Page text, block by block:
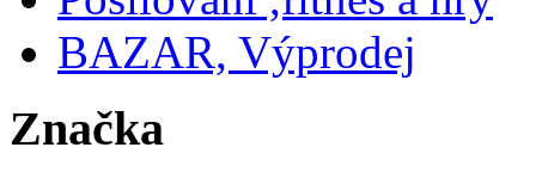
BAZAR, Výprodej
Značka